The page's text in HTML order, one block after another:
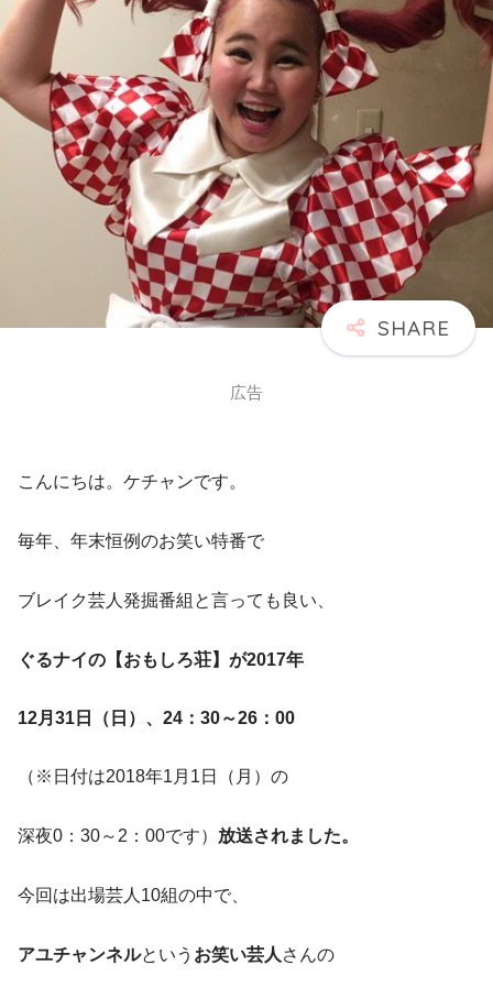
広告
こんにちは。ケチャンです。
毎年、年末恒例のお笑い特番で
ブレイク芸人発掘番組と言っても良い、
ぐるナイの【おもしろ荘】が2017年
12月31日（日）、24：30～26：00
（※日付は2018年1月1日（月）の
深夜0：30～2：00です） 放送されました。
今回は出場芸人10組の中で、
アユチャンネルという お笑い芸人 さんの